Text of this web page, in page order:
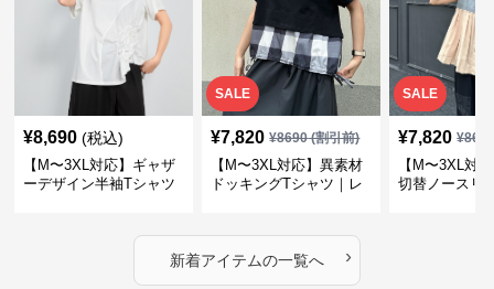
¥8,690 (税込)
【M〜3XL対応】ギャザ
ーデザイン半袖Tシャツ
SALE
¥7,820 ¥8690(割引前)
【M〜3XL対応】異素材
ドッキングTシャツ｜レ
カバー・大人モード
SALE
¥7,820 ¥
【M〜3XL対
切替ノースリ
新着アイテムの一覧へ ›